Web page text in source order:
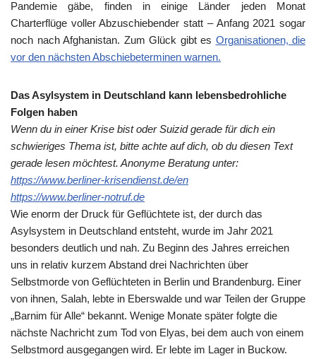
Pandemie gäbe, finden in einige Länder jeden Monat
Charterflüge voller Abzuschiebender statt – Anfang 2021 sogar
noch nach Afghanistan. Zum Glück gibt es Organisationen, die
vor den nächsten Abschiebeterminen warnen.
Das Asylsystem in Deutschland kann lebensbedrohliche
Folgen haben
Wenn du in einer Krise bist oder Suizid gerade für dich ein
schwieriges Thema ist, bitte achte auf dich, ob du diesen Text
gerade lesen möchtest. Anonyme Beratung unter:
https://www.berliner-krisendienst.de/en
https://www.berliner-notruf.de
Wie enorm der Druck für Geflüchtete ist, der durch das
Asylsystem in Deutschland entsteht, wurde im Jahr 2021
besonders deutlich und nah. Zu Beginn des Jahres erreichen
uns in relativ kurzem Abstand drei Nachrichten über
Selbstmorde von Geflüchteten in Berlin und Brandenburg. Einer
von ihnen, Salah, lebte in Eberswalde und war Teilen der Gruppe
„Barnim für Alle“ bekannt. Wenige Monate später folgte die
nächste Nachricht zum Tod von Elyas, bei dem auch von einem
Selbstmord ausgegangen wird. Er lebte im Lager in Buckow.